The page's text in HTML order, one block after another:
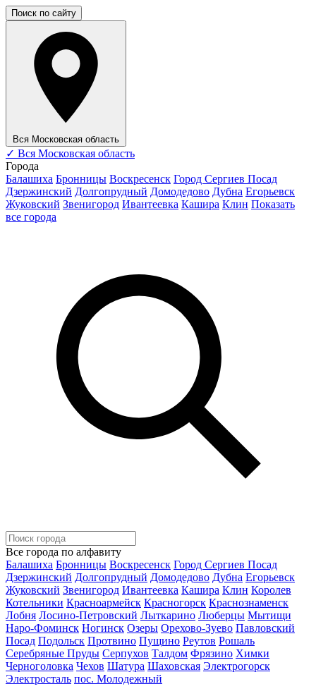
Поиск по сайту
Вся Московская область
✓ Вся Московская область
Города
Балашиха Бронницы Воскресенск Город Сергиев Посад
Дзержинский Долгопрудный Домодедово Дубна Егорьевск
Жуковский Звенигород Ивантеевка Кашира Клин Показать
все города
Все города по алфавиту
Балашиха Бронницы Воскресенск Город Сергиев Посад
Дзержинский Долгопрудный Домодедово Дубна Егорьевск
Жуковский Звенигород Ивантеевка Кашира Клин Королев
Котельники Красноармейск Красногорск Краснознаменск
Лобня Лосино-Петровский Лыткарино Люберцы Мытищи
Наро-Фоминск Ногинск Озеры Орехово-Зуево Павловский
Посад Подольск Протвино Пущино Реутов Рошаль
Серебряные Пруды Серпухов Талдом Фрязино Химки
Черноголовка Чехов Шатура Шаховская Электрогорск
Электросталь пос. Молодежный